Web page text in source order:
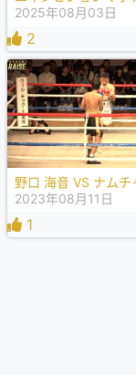
2025年08月03日
2
2023年08月11日
1